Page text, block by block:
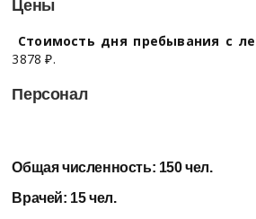
Цены
Стоимость дня пребывания с
3878 ₽.
Персонал
Общая численность: 150 чел.
Врачей: 15 чел.